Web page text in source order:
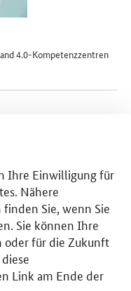
Ihre Einwilligung für
Nähere
Sie, wenn Sie
Sie können Ihre
für die Zukunft
Link am Ende der
4.0-Kompetenzzentren
Methoden in der
verbinden lassen
für den
im